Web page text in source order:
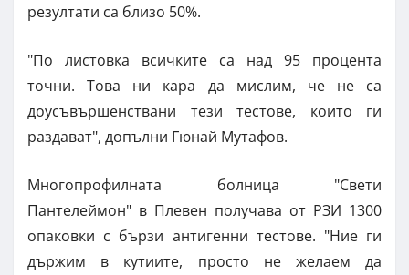
резултати са близо 50%.
"По листовка всичките са над 95 процента
точни. Това ни кара да мислим, че не са
доусъвършенствани тези тестове, които ги
раздават", допълни Гюнай Мутафов.
Многопрофилната болница "Свети
Пантелеймон" в Плевен получава от РЗИ 1300
опаковки с бързи антигенни тестове. "Ние ги
държим в кутиите, просто не желаем да